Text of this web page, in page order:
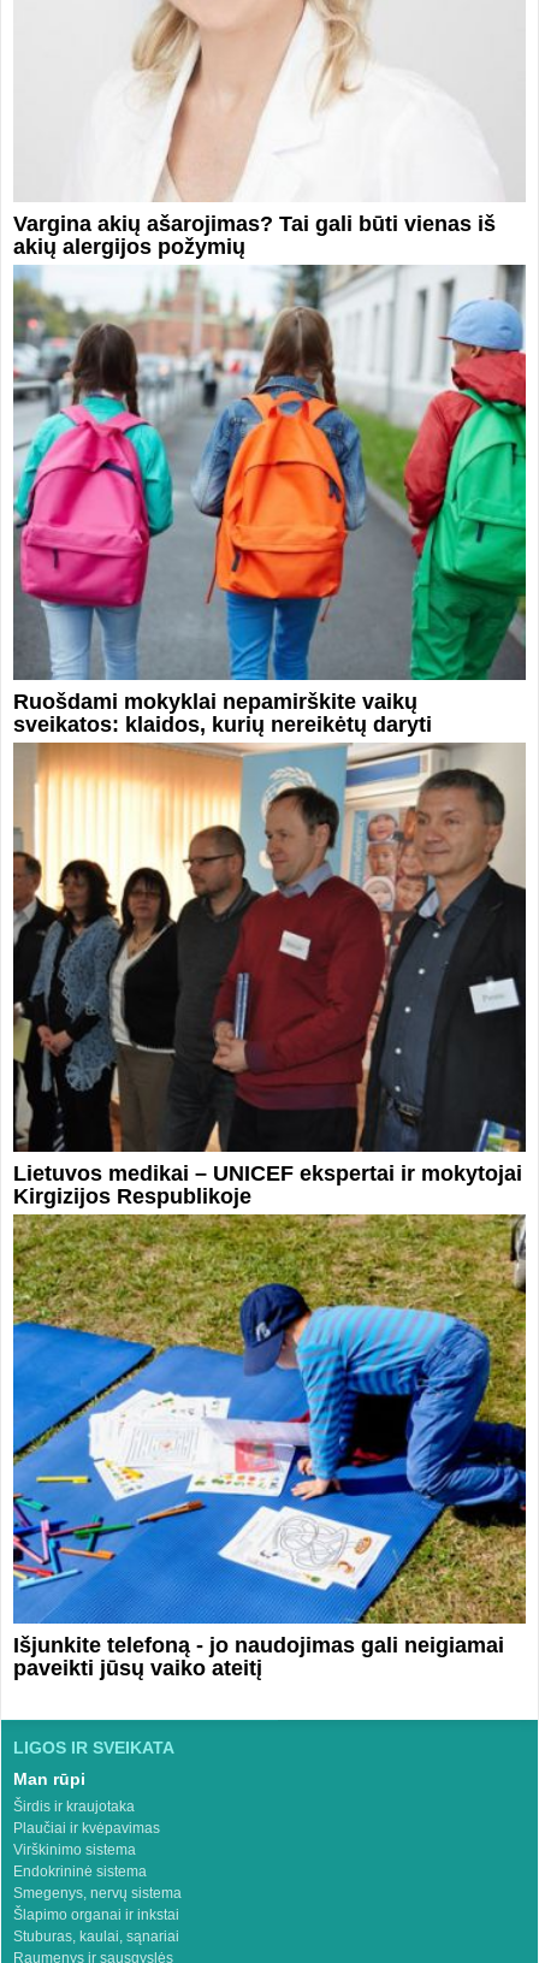
Vargina akių ašarojimas? Tai gali būti vienas iš
akių alergijos požymių
Ruošdami mokyklai nepamirškite vaikų
sveikatos: klaidos, kurių nereikėtų daryti
Lietuvos medikai – UNICEF ekspertai ir mokytojai
Kirgizijos Respublikoje
Išjunkite telefoną - jo naudojimas gali neigiamai
paveikti jūsų vaiko ateitį
LIGOS IR SVEIKATA
Man rūpi
Širdis ir kraujotaka
Plaučiai ir kvėpavimas
Virškinimo sistema
Endokrininė sistema
Smegenys, nervų sistema
Šlapimo organai ir inkstai
Stuburas, kaulai, sąnariai
Raumenys ir sausgyslės